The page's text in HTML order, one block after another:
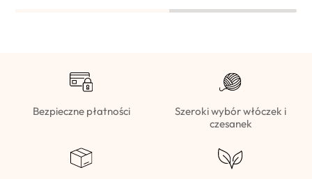
Bezpieczne płatności
Szeroki wybór włóczek i
czesanek